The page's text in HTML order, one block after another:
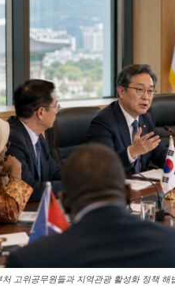
고위공무원들과 지역관광 활성화 정책